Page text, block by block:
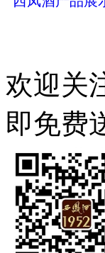
欢迎关
即免费